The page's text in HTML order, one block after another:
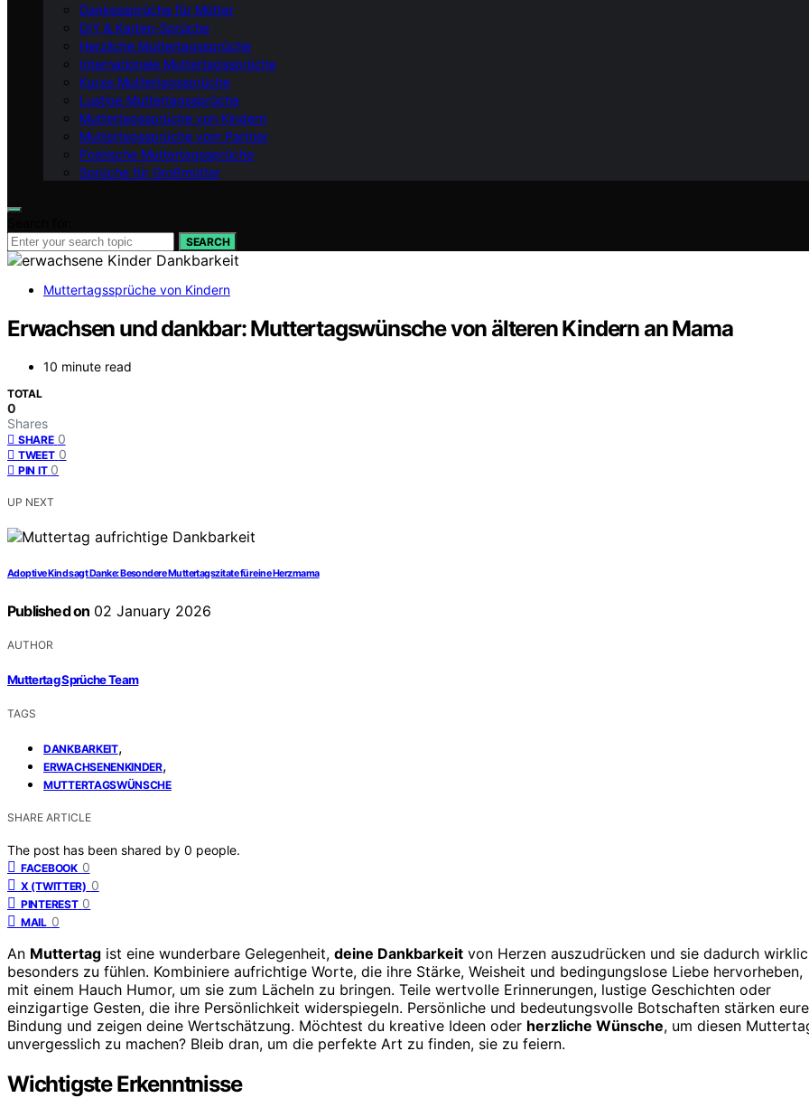
Dankessprüche für Mütter
DIY & Karten-Sprüche
Herzliche Muttertagssprüche
Internationale Muttertagssprüche
Kurze Muttertagssprüche
Lustige Muttertagssprüche
Muttertagssprüche von Kindern
Muttertagssprüche vom Partner
Poetische Muttertagssprüche
Sprüche für Großmütter
SEARCH
Muttertagssprüche von Kindern
Erwachsen und dankbar: Muttertagswünsche von älteren Kindern an Mama
10 minute read
TOTAL
0
Shares
SHARE 0
TWEET 0
PIN IT 0
UP NEXT
Adoptive Kind sagt Danke: Besondere Muttertagszitate für eine Herzmama
Published on 02 January 2026
AUTHOR
Muttertag Sprüche Team
TAGS
DANKBARKEIT,
ERWACHSENENKINDER,
MUTTERTAGSWÜNSCHE
SHARE ARTICLE
The post has been shared by 0 people.
FACEBOOK 0
X (TWITTER) 0
PINTEREST 0
MAIL 0
An Muttertag ist eine wunderbare Gelegenheit, deine Dankbarkeit von Herzen auszudrücken und sie dadurch
besonders zu fühlen. Kombiniere aufrichtige Worte, die ihre Stärke, Weisheit und bedingungslose Liebe hervorheben,
mit einem Hauch Humor, um sie zum Lächeln zu bringen. Teile wertvolle Erinnerungen, lustige Geschichten oder
einzigartige Gesten, die ihre Persönlichkeit widerspiegeln. Persönliche und bedeutungsvolle Botschaften stärken eure
Bindung und zeigen deine Wertschätzung. Möchtest du kreative Ideen oder herzliche Wünsche, um diesen
unvergesslich zu machen? Bleib dran, um die perfekte Art zu finden, sie zu feiern.
Wichtigste Erkenntnisse